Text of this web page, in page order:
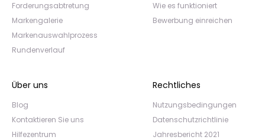
Forderungsabtretung
Markengalerie
Markenauswahlprozess
Rundenverlauf
Wie es funktioniert
Bewerbung einreichen
Über uns
Blog
Kontaktieren Sie uns
Hilfezentrum
Rechtliches
Nutzungsbedingungen
Datenschutzrichtlinie
Jahresbericht 2021